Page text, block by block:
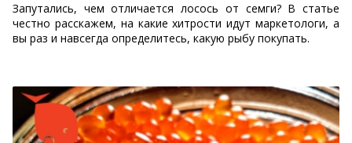
Запутались, чем отличается лосось от семги? В статье
честно расскажем, на какие хитрости идут маркетологи, а
вы раз и навсегда определитесь, какую рыбу покупать.